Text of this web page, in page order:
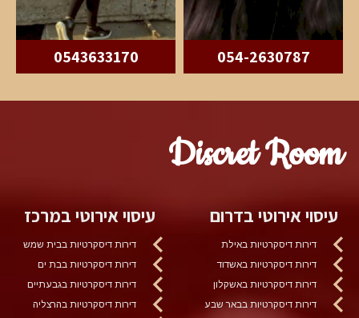
054-2630787
0543633170
Discret Room
עיסוי אירוטי בדרום
דירות דיסקרטיות באילת
דירות דיסקרטיות באשדוד
דירות דיסקרטיות באשקלון
דירות דיסקרטיות בבאר שבע
עיסוי אירוטי במרכז
דירות דיסקרטיות בבית שמש
דירות דיסקרטיות בבת ים
דירות דיסקרטיות בגבעתיים
דירות דיסקרטיות בהרצליה